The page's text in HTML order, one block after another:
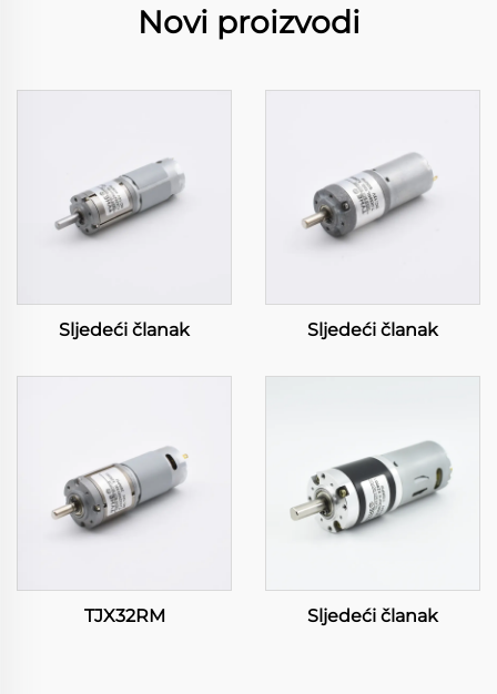
Novi proizvodi
Sljedeći članak Sljedeći članak
TJX32RM Sljedeći članak